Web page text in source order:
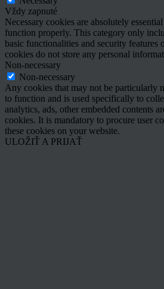
Vždy zapnuté
Necessary cookies are absolutely
function properly. This category only
basic functionalities and security features
cookies do not store any personal
Non-necessary
Non-necessary
Any cookies that may not be particularly
to function and is used specifically to
analytics, ads, other embedded contents
cookies. It is mandatory to procure user
these cookies on your website.
ULOŽIŤ A PRIJAŤ